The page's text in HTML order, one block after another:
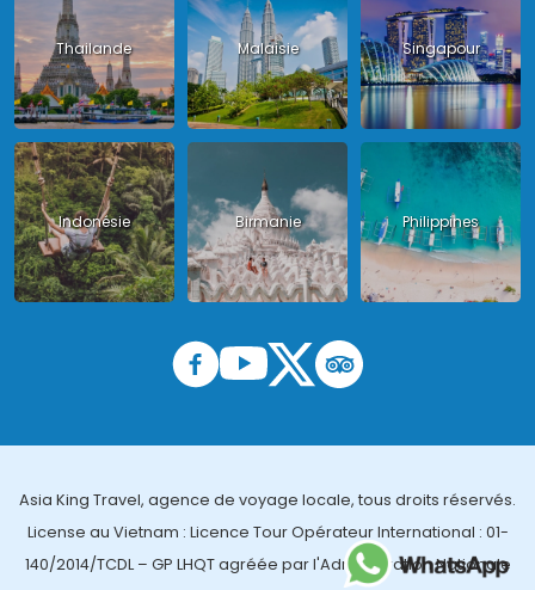
Thailande Malaisie Singapour
Indonésie Birmanie Philippines
Asia King Travel, agence de voyage locale, tous droits réservés.
License au Vietnam : Licence Tour Opérateur International : 01-
140/2014/TCDL – GP LHQT agréée par l'Administration Nationale